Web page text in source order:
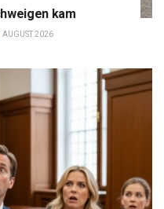
kam
AUGUST 2026